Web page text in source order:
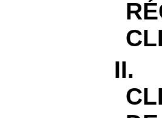
II.